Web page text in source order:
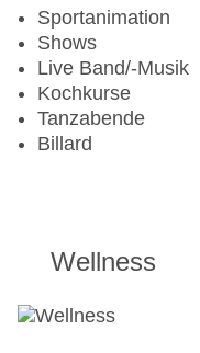
Kinderpool:
KINDER
Kindermenü
Kinderclub/
Sportanimation
Shows
Live Band/-Musik
Kochkurse
Tanzabende
Billard
Wellness